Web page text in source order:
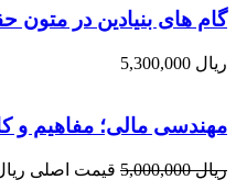
گام های بنیادین در
ریال
مهندسی مالی؛ مفاهیم و
ریال5,000,000 قیمت اصلی ریال 5,000,000